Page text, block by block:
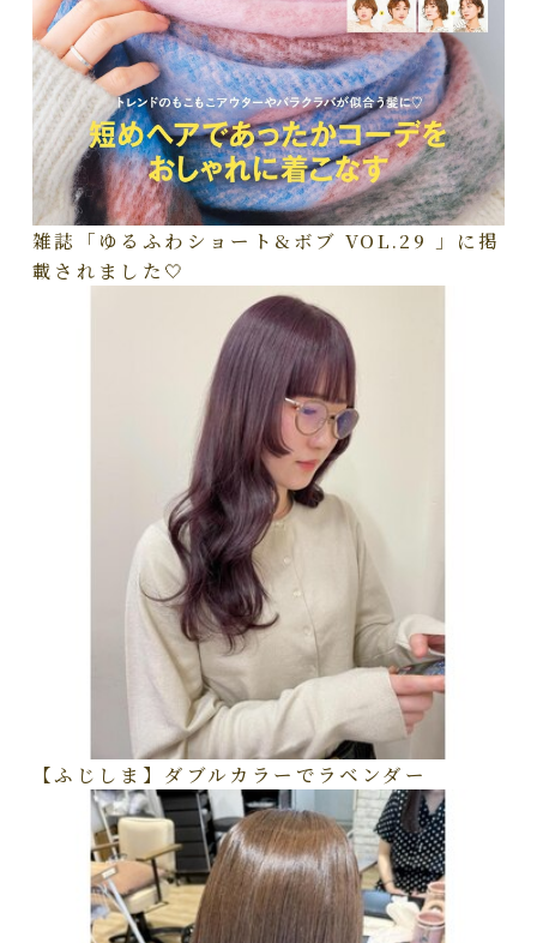
雑誌「ゆるふわショート&ボブ VOL.29 」に掲
載されました🤍
【ふじしま】ダブルカラーでラベンダー